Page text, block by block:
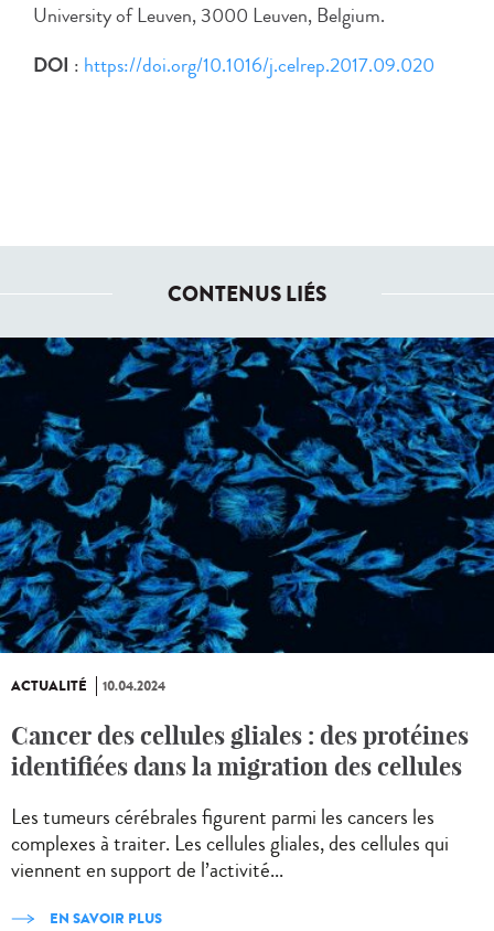
University of Leuven, 3000 Leuven, Belgium.
DOI : https://doi.org/10.1016/j.celrep.2017.09.020
CONTENUS LIÉS
ACTUALITÉ 10.04.2024
Cancer des cellules gliales : des protéines
identifiées dans la migration des cellules
Les tumeurs cérébrales figurent parmi les cancers les
complexes à traiter. Les cellules gliales, des cellules qui
viennent en support de l’activité...
EN SAVOIR PLUS